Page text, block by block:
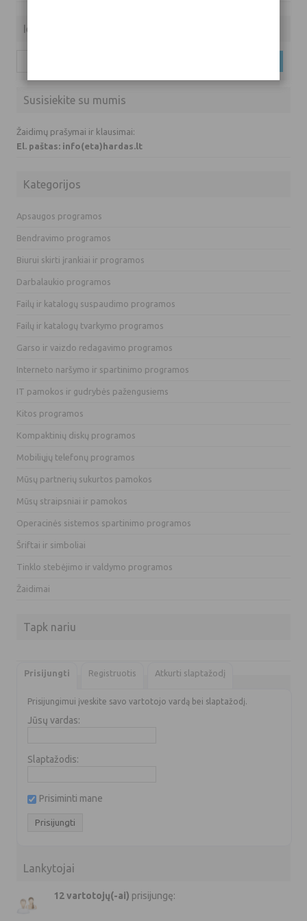
Ieškoti
Susisiekite su mumis
Žaidimų prašymai ir klausimai:
El. paštas: info(eta)hardas.lt
Kategorijos
Apsaugos programos
Bendravimo programos
Biurui skirti įrankiai ir programos
Darbalaukio programos
Failų ir katalogų suspaudimo programos
Failų ir katalogų tvarkymo programos
Garso ir vaizdo redagavimo programos
Interneto naršymo ir spartinimo programos
IT pamokos ir gudrybės pažengusiems
Kitos programos
Kompaktinių diskų programos
Mobiliųjų telefonų programos
Mūsų partnerių sukurtos pamokos
Mūsų straipsniai ir pamokos
Operacinės sistemos spartinimo programos
Šriftai ir simboliai
Tinklo stebėjimo ir valdymo programos
Žaidimai
Tapk nariu
Prisijungti Registruotis Atkurti slaptažodį
Prisijungimui įveskite savo vartotojo vardą bei slaptažodį.
Jūsų vardas:
Slaptažodis:
Prisiminti mane
Lankytojai
12 vartotojų(-ai) prisijungę: